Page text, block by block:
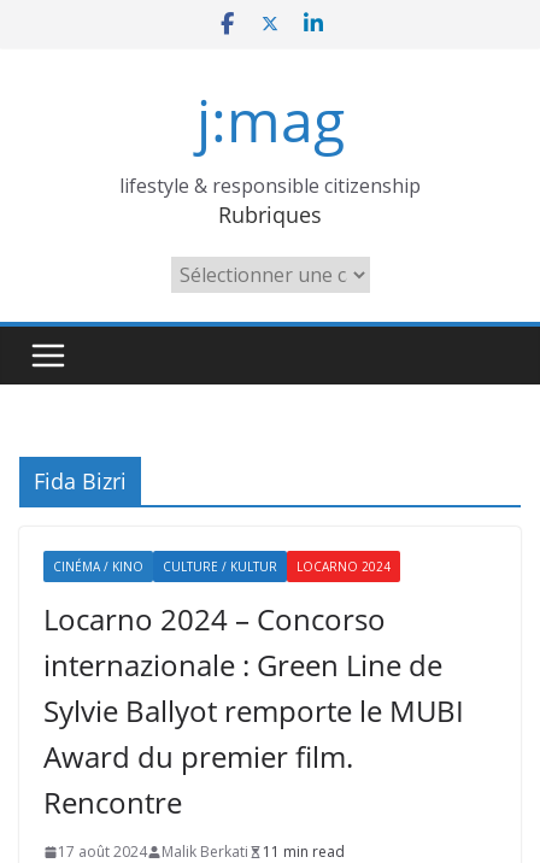
j:mag
lifestyle & responsible citizenship
Rubriques
Rubriques
Fida Bizri
CINÉMA / KINO CULTURE / KULTUR LOCARNO 2024
Locarno 2024 – Concorso
internazionale : Green Line de
Sylvie Ballyot remporte le MUBI
Award du premier film.
Rencontre
17 août 2024 Malik Berkati
11 min read